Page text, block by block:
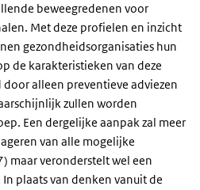
beweegredenen voor
Met deze profielen en inzicht
gezondheidsorganisaties hun
de karakteristieken van deze
alleen preventieve adviezen
zullen worden
Een dergelijke aanpak zal meer
van alle mogelijke
maar veronderstelt wel een
plaats van denken vanuit de